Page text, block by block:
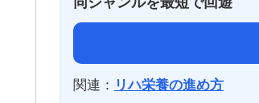
関連： リハ栄養の進め方